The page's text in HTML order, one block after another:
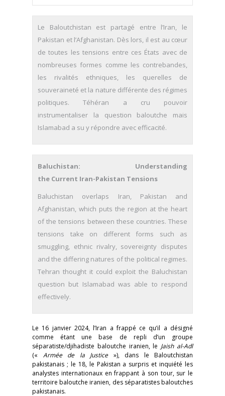
Le Baloutchistan est partagé entre l’Iran, le
Pakistan et l’Afghanistan. Dès lors, il est au cœur
de toutes les tensions entre ces États avec de
nombreuses formes comme les contrebandes,
les rivalités ethniques, les querelles de
souveraineté et la nature différente des régimes
politiques. Téhéran a cru pouvoir
instrumentaliser la question baloutche mais
Islamabad a su y répondre avec efficacité.
Baluchistan: Understanding
the Current Iran-Pakistan Tensions
Baluchistan overlaps Iran, Pakistan and
Afghanistan, which puts the region at the heart
of the tensions between these countries. These
tensions take on different forms such as
smuggling, ethnic rivalry, sovereignty disputes
and the differing natures of the political regimes.
Tehran thought it could exploit the Baluchistan
question but Islamabad was able to respond
effectively.
Le 16 janvier 2024, l’Iran a frappé ce qu’il a désigné
comme étant une base de repli d’un groupe
séparatiste/djihadiste baloutche iranien, le Jaish al-Adl
(« Armée de la Justice»), dans le Baloutchistan
pakistanais ; le 18, le Pakistan a surpris et inquiété les
analystes internationaux en frappant à son tour, sur le
territoire baloutche iranien, des séparatistes baloutches
pakistanais.